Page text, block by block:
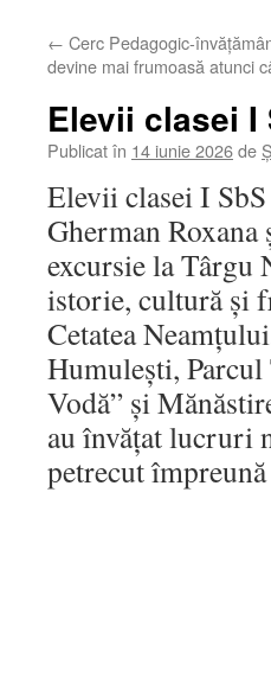
← Cerc Pedagogic-
devine mai frumoasă atunci
Elevii clasei I
Publicat în 14 iunie 2026de
Elevii clasei I
Gherman
excursie la Târgu
istorie, cultură și
Cetatea
Humulești,
Vodă” și
au învățat lucruri
petrecut